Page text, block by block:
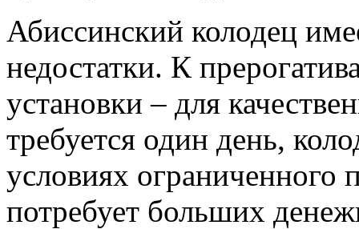
Абиссинский колодец
недостатки. К
установки – для
требуется один день,
условиях ограниченного
потребует больших